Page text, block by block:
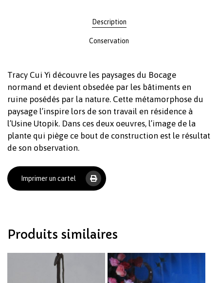
Votre panier est vide.
Revenir à l'Artotek
Description
Conservation
Tracy Cui Yi découvre les paysages du Bocage
normand et devient obsedée par les bâtiments en
ruine posédés par la nature. Cette métamorphose du
paysage l’inspire lors de son travail en résidence à
l’Usine Utopik. Dans ces deux oeuvres, l’image de la
plante qui piège ce bout de construction est le résultat
de son observation.
Imprimer un cartel
Produits similaires